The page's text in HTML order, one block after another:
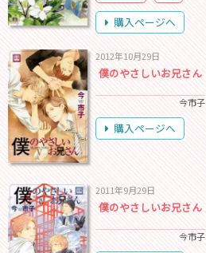
購入ページへ
2012年10月29日
僕のやさしいお兄さん
今市子
購入ページへ
2011年9月29日
僕のやさしいお兄さん
今市子